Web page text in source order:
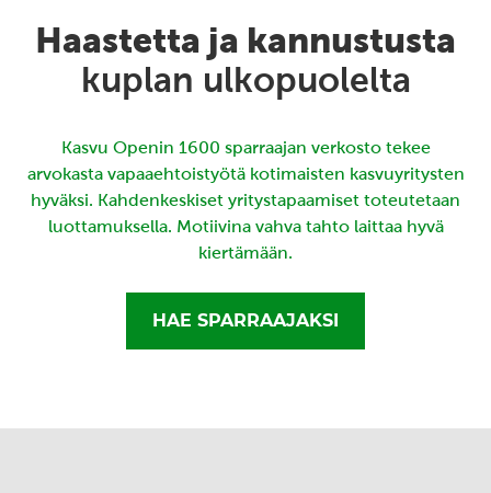
Haastetta ja kannustusta
kuplan ulkopuolelta
Kasvu Openin 1600 sparraajan verkosto tekee
arvokasta vapaaehtoistyötä kotimaisten kasvuyritysten
hyväksi. Kahdenkeskiset yritystapaamiset toteutetaan
luottamuksella. Motiivina vahva tahto laittaa hyvä
kiertämään.
HAE SPARRAAJAKSI